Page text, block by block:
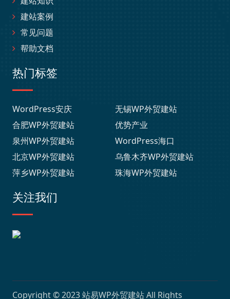
建站案例
常见问题
帮助文档
热门标签
WordPress安庆
无锡WP外贸建站
合肥WP外贸建站
优势产业
泉州WP外贸建站
WordPress海口
北京WP外贸建站
乌鲁木齐WP外贸建站
萍乡WP外贸建站
珠海WP外贸建站
关注我们
Copyright © 2023站易WP外贸建站All Rights